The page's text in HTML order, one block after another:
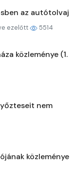
az autótolvaj
ezelőtt 5514
közleménye (1.
nem
közleménye